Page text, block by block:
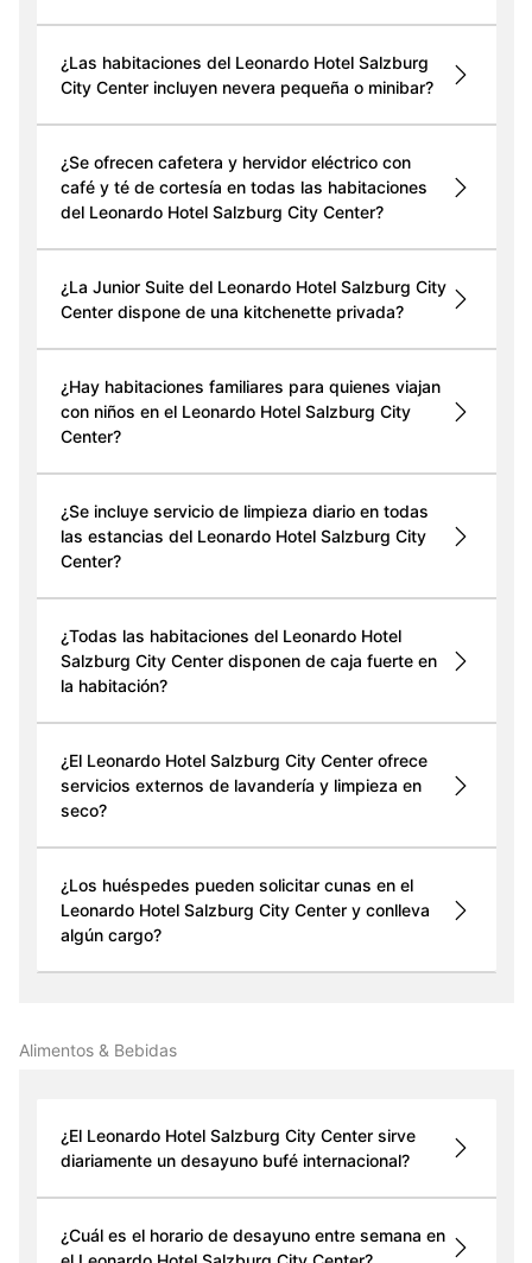
¿Las habitaciones del Leonardo Hotel Salzburg
City Center incluyen nevera pequeña o minibar?
¿Se ofrecen cafetera y hervidor eléctrico con
café y té de cortesía en todas las habitaciones
del Leonardo Hotel Salzburg City Center?
¿La Junior Suite del Leonardo Hotel Salzburg City
Center dispone de una kitchenette privada?
¿Hay habitaciones familiares para quienes viajan
con niños en el Leonardo Hotel Salzburg City
Center?
¿Se incluye servicio de limpieza diario en todas
las estancias del Leonardo Hotel Salzburg City
Center?
¿Todas las habitaciones del Leonardo Hotel
Salzburg City Center disponen de caja fuerte en
la habitación?
¿El Leonardo Hotel Salzburg City Center ofrece
servicios externos de lavandería y limpieza en
seco?
¿Los huéspedes pueden solicitar cunas en el
Leonardo Hotel Salzburg City Center y conlleva
algún cargo?
Alimentos & Bebidas
¿El Leonardo Hotel Salzburg City Center sirve
diariamente un desayuno bufé internacional?
¿Cuál es el horario de desayuno entre semana en